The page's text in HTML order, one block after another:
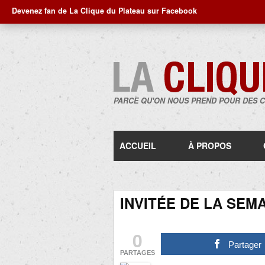
Devenez fan de La Clique du Plateau sur Facebook
PARCE QU'ON NOUS PREND POUR DES
ACCUEIL À PROPOS
INVITÉE DE LA
0
PARTAGES
Partager